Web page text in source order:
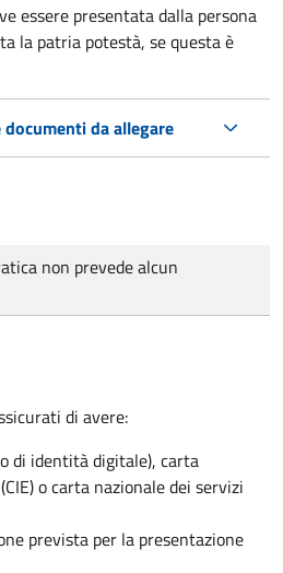
essere presentata dalla persona
la patria potestà, se questa è
da allegare
non prevede alcun
di avere:
di identità digitale), carta
o carta nazionale dei servizi
prevista per la presentazione